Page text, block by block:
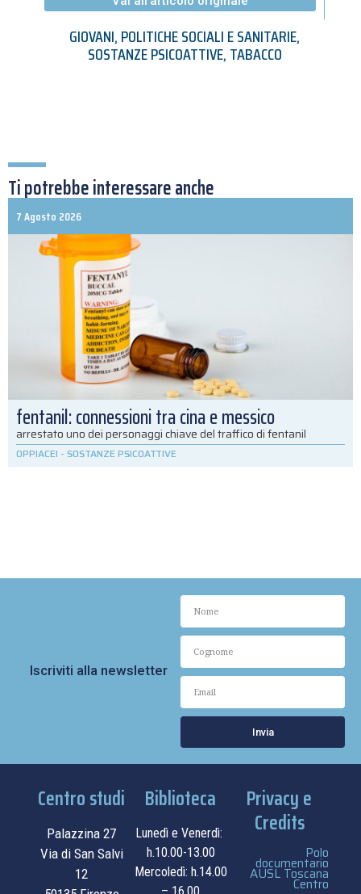
GIOVANI,POLITICHE SOCIALI E SANITARIE,
SOSTANZE PSICOATTIVE,TABACCO
Ti potrebbe interessare anche
7 Agosto 2026
fentanil: connessioni tra cina e messico
arrestato uno dei personaggi chiave del traffico di fentanil
OPPIACEI - SOSTANZE PSICOATTIVE
Iscriviti alla newsletter
Invia
Centro studi
Palazzina 27
Via di San Salvi
12
Biblioteca
Lunedì e Venerdì:
h.10.00-13.00
Mercoledì: h.14.00
– 16.00
Privacy e
Credits
Polo
documentario
AUSL Toscana
Centro